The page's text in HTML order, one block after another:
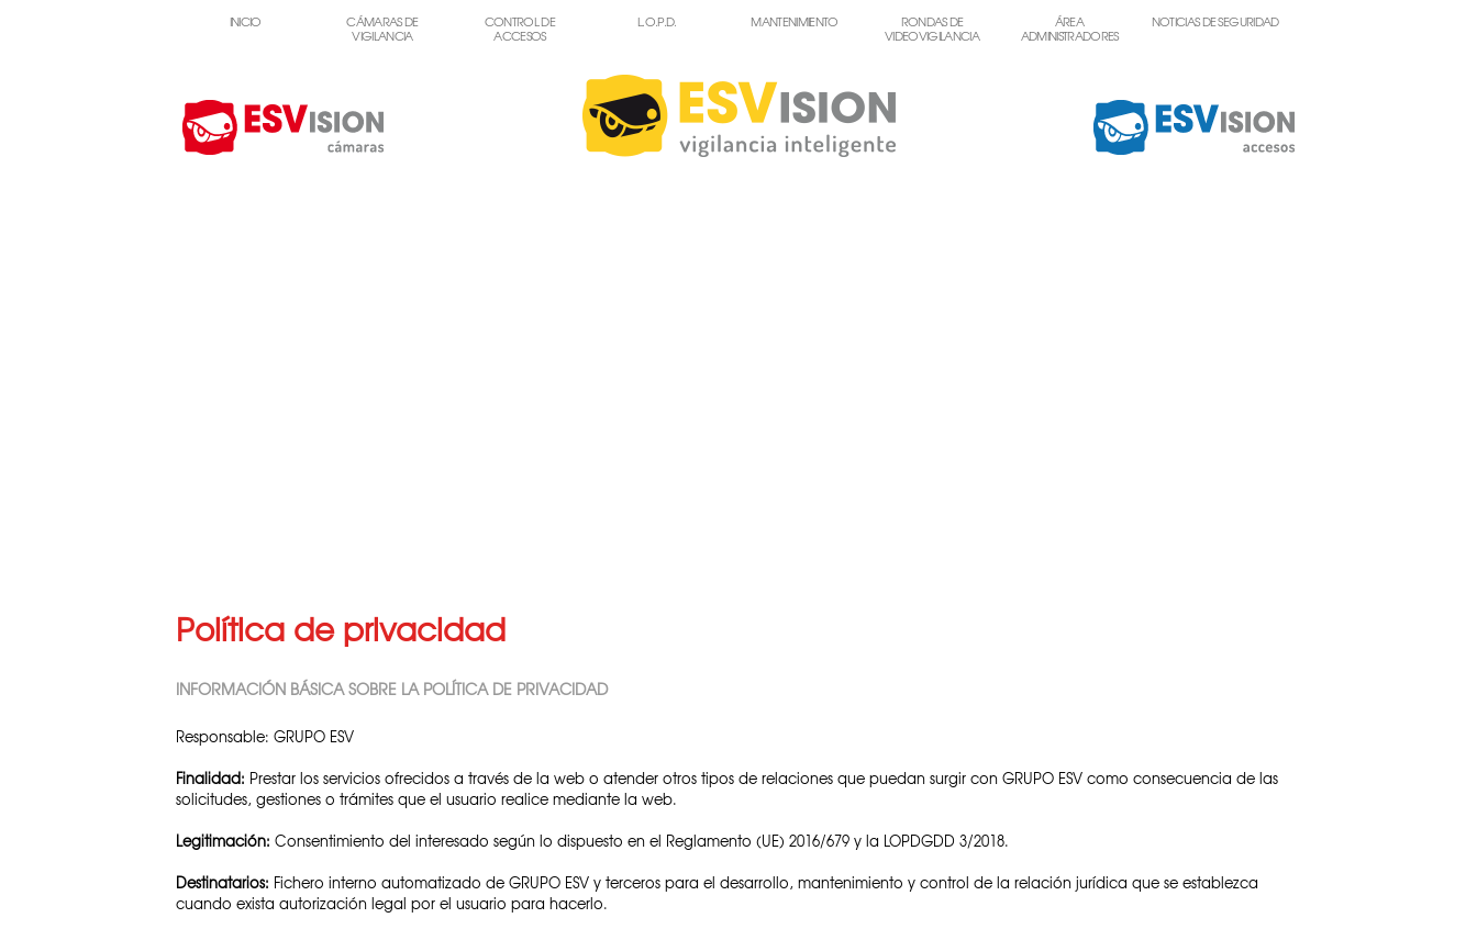
INICIO CÁMARAS DE
VIGILANCIA
CONTROL DE
ACCESOS
L.O.P.D. MANTENIMIENTO RONDAS DE
VIDEOVIGILANCIA
ÁREA
ADMINISTRADORES
NOTICIAS DE SEGURIDAD
Política de privacidad
INFORMACIÓN BÁSICA SOBRE LA POLÍTICA DE PRIVACIDAD
Responsable: GRUPO ESV
Finalidad: Prestar los servicios ofrecidos a través de la web o atender otros tipos de relaciones que puedan surgir con GRUPO ESV como consecuencia de las
solicitudes, gestiones o trámites que el usuario realice mediante la web.
Legitimación: Consentimiento del interesado según lo dispuesto en el Reglamento (UE) 2016/679 y la LOPDGDD 3/2018.
Destinatarios: Fichero interno automatizado de GRUPO ESV y terceros para el desarrollo, mantenimiento y control de la relación jurídica que se establezca
cuando exista autorización legal por el usuario para hacerlo.